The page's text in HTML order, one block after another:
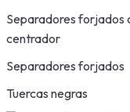
Separadores forjados
centrador
Separadores forjados
Tuercas negras